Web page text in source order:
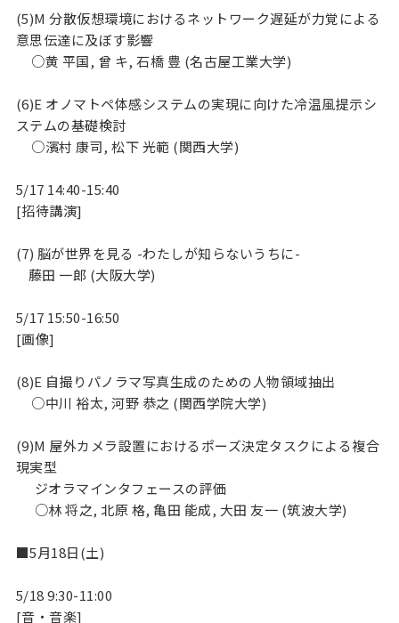
(5)M 分散仮想環境におけるネットワーク遅延が力覚による
意思伝達に及ぼす影響
(6)E オノマトペ体感システムの実現に向けた冷温風提示シ
ステムの基礎検討
5/17 14:40-15:40
[招待講演]
(7) 脳が世界を見る -わたしが知らないうちに-
5/17 15:50-16:50
[画像]
(8)E 自撮りパノラマ写真生成のための人物領域抽出
(9)M 屋外カメラ設置におけるポーズ決定タスクによる複合
現実型
■5月18日(土)
5/18 9:30-11:00
[音・音楽]